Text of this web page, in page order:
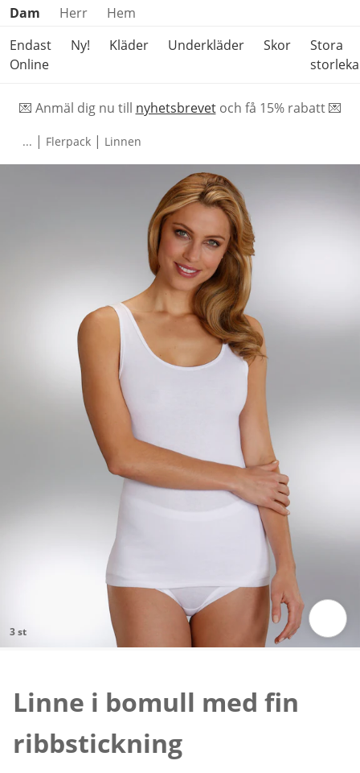
Hoppa över produktkategorier
Dam Herr
Hem
Endast
Online
Ny! Kläder Underkläder Skor
Stora
💌 Anmäl dig nu till nyhetsbrevetoch få 15% rabatt 💌
... | Flerpack | Linnen
3 st
Linne i bomull med fin
ribbstickning